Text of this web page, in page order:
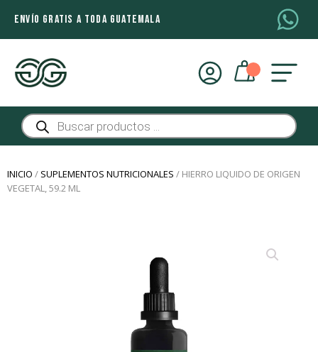
ENVÍO GRATIS A TODA GUATEMALA
Búsqueda
de
productos
INICIO / SUPLEMENTOS NUTRICIONALES / HIERRO LIQUIDO DE ORIGEN
VEGETAL, 59.2 ML